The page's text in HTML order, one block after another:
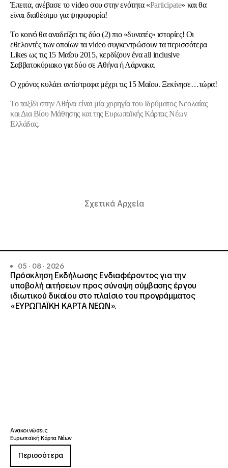
Έπειτα, ανέβασε το video σου στην ενότητα «Participate» και θα
είναι διαθέσιμο για ψηφοφορία!
Το κοινό θα αναδείξει τις δύο (2) πιο «δυνατές» ιστορίες! Οι
εθελοντές των οποίων τα video συγκεντρώσουν τα περισσότερα
Likes ως τις 15 Mαΐου 2015, κερδίζουν ένα all inclusive
Σαββατοκύριακο για δύο σε Αθήνα ή Λάρνακα.
Ο χρόνος κυλάει αντίστροφα μέχρι τις 15 Μαΐου. Ξεκίνησε…τώρα!
Το ταξίδι στην Αθήνα είναι μία χορηγία τουΙδρύματος Νεολαίας
και Δια Βίου Μάθησης και τηςΕυρωπαϊκής Κάρτας Νέων
Ελλάδας.
Σχετικά Αρχεία
05 · 08 · 2026
Πρόσκληση Εκδήλωσης Ενδιαφέροντος για την
υποβολή αιτήσεων προς σύναψη σύμβασης έργου
ιδιωτικού δικαίου στο πλαίσιο του προγράμματος
«ΕΥΡΩΠΑΪΚΗ ΚΑΡΤΑ ΝΕΩΝ».
Ανακοινώσεις
Ευρωπαϊκή Κάρτα Νέων
Περισσότερα